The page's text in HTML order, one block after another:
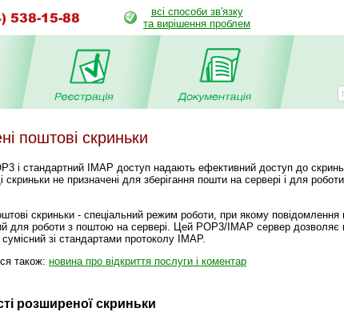
всі способи зв'язку
та вирішення проблем
поштові скриньки
і стандартний IMAP доступ надають ефективний доступ до
не призначені для зберігання пошти на сервері і для
скриньки - спеціальний режим роботи, при якому
для роботи з поштою на сервері. Цей POP3/IMAP сервер
зі стандартами протоколу IMAP.
також: новина про відкриття послуги і коментар
розширеної скриньки